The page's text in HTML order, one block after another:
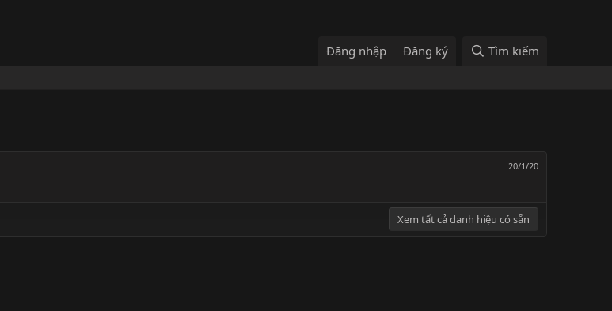
Đăng nhập Đăng ký Tìm kiếm
20/1/20
Xem tất cả danh hiệu có sẵn